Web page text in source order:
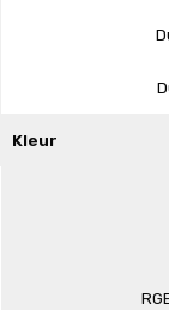
Kleur